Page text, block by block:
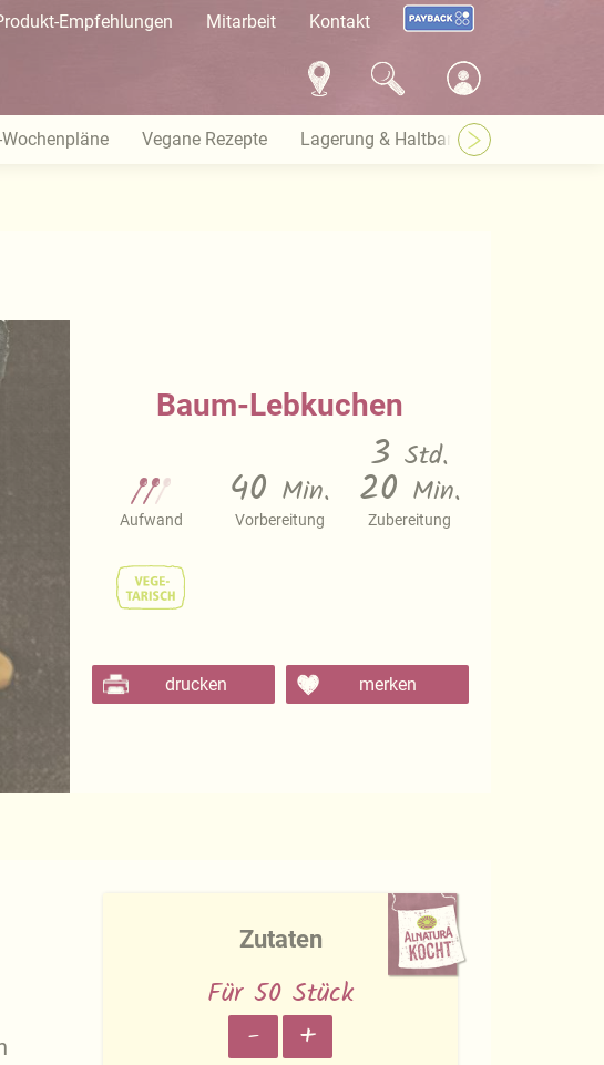
Empfehlungen Mitarbeit Kontakt
Wochenpläne Vegane Rezepte Lagerung & Haltbarkeit
Baum-Lebkuchen
Aufwand
40 Min.
Vorbereitung
3Std.
20 Min.
Zubereitung
drucken merken
Zutaten
Für 50 Stück
- +